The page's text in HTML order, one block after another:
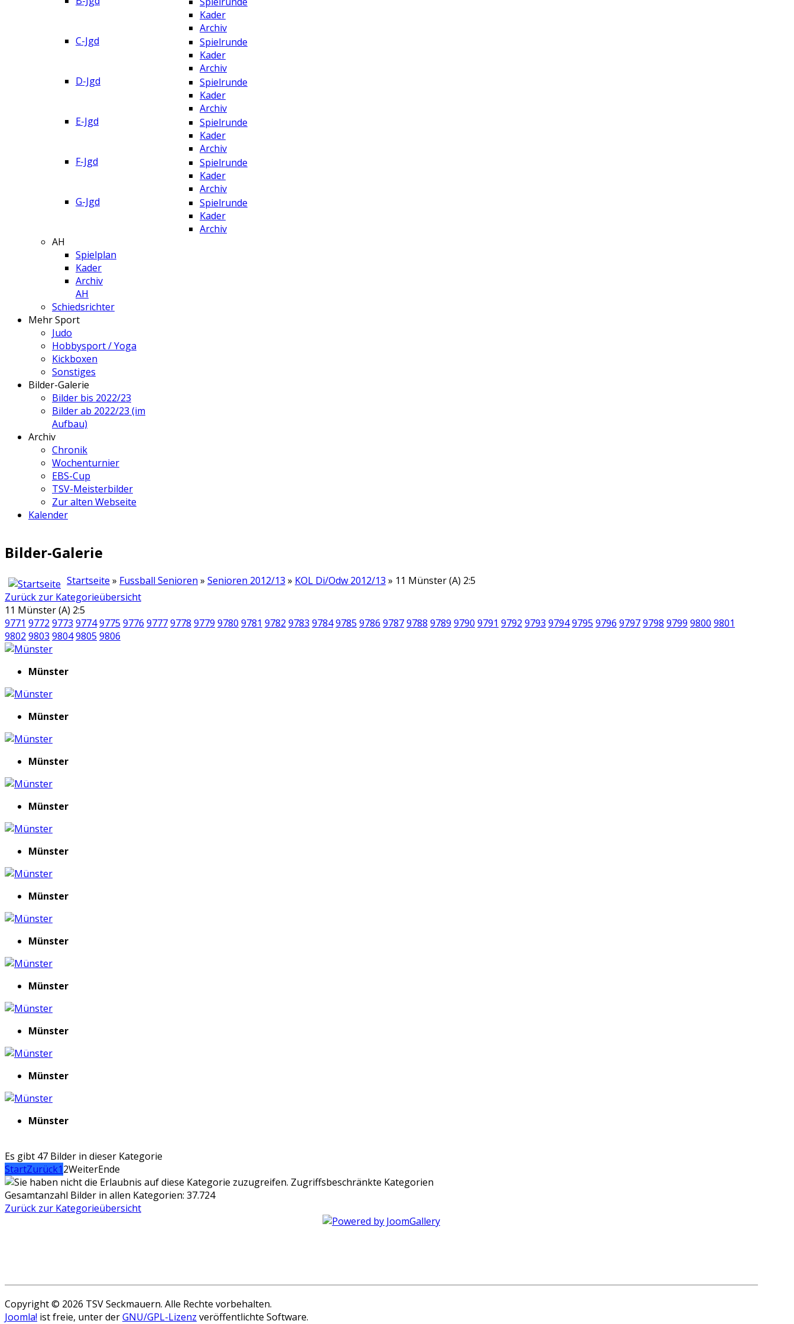
Kader
Archiv
C-Jgd
Spielrunde
Kader
Archiv
D-Jgd
Spielrunde
Kader
Archiv
E-Jgd
Spielrunde
Kader
Archiv
F-Jgd
Spielrunde
Kader
Archiv
G-Jgd
Spielrunde
Kader
Archiv
AH
Spielplan
Kader
Archiv
AH
Schiedsrichter
Mehr Sport
Judo
Hobbysport / Yoga
Kickboxen
Sonstiges
Bilder-Galerie
Bilder bis 2022/23
Bilder ab 2022/23 (im
Aufbau)
Archiv
Chronik
Wochenturnier
EBS-Cup
TSV-Meisterbilder
Zur alten Webseite
Kalender
Bilder-Galerie
Startseite » Fussball Senioren » Senioren 2012/13 » KOL Di/Odw 2012/13 » 11 Münster (A) 2:5
Zurück zur Kategorieübersicht
11 Münster (A) 2:5
9771 9772 9773 97749775 9776 97779778 9779 9780 9781 9782 9783 97849785 9786 97879788 9789 9790 9791 9792 9793 97949795 9796 97979798 9799 9800 9801
9802 9803 98049805 9806
Münster
Münster
Münster
Münster
Münster
Münster
Münster
Münster
Münster
Münster
Münster
Es gibt 47 Bilder in dieser Kategorie
StartZurück12WeiterEnde
Zugriffsbeschränkte Kategorien
Gesamtanzahl Bilder in allen Kategorien: 37.724
Zurück zur Kategorieübersicht
Copyright © 2026 TSV Seckmauern. Alle Rechte vorbehalten.
Joomla! ist freie, unter derGNU/GPL-Lizenz veröffentlichte Software.